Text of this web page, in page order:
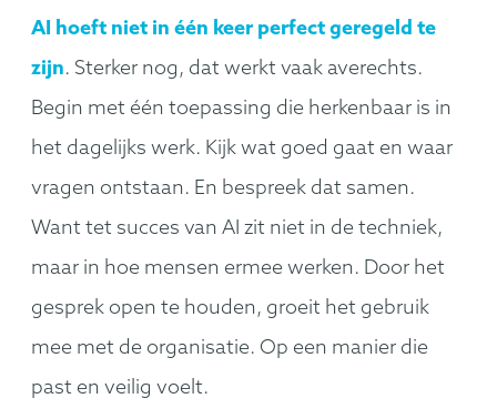
AI hoeft niet in één keer perfect geregeld te
zijn. Sterker nog, dat werkt vaak averechts.
Begin met één toepassing die herkenbaar is in
het dagelijks werk. Kijk wat goed gaat en waar
vragen ontstaan. En bespreek dat samen.
Want tet succes van AI zit niet in de techniek,
maar in hoe mensen ermee werken. Door het
gesprek open te houden, groeit het gebruik
mee met de organisatie. Op een manier die
past en veilig voelt.